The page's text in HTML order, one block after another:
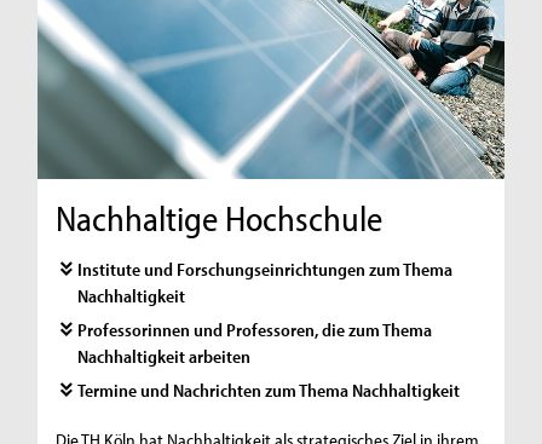
Nachhaltige Hochschule
Institute und Forschungseinrichtungen zum Thema
Nachhaltigkeit
Professorinnen und Professoren, die zum Thema
Nachhaltigkeit arbeiten
Termine und Nachrichten zum Thema Nachhaltigkeit
Die TH Köln hat Nachhaltigkeit als strategisches Ziel in ihrem